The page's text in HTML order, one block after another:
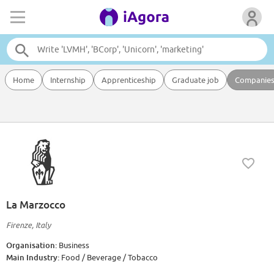
Home Internship Apprenticeship Graduate job Companies
La Marzocco
Firenze, Italy
Organisation: Business
Main Industry: Food / Beverage / Tobacco